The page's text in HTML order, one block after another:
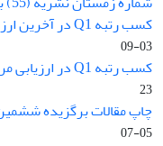
کسب رتبه Q1 در آخرین ارزیابی پایگاه جامع علوم استنادی ...
03-09
کسب رتبه Q1 در ارزیابی مرکز استنادی علوم جهان اسلام ...
23
چاپ مقالات برگزیده
05-07